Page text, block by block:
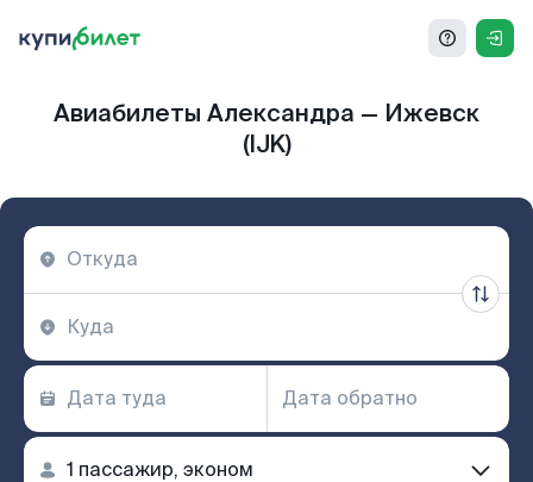
Авиабилеты Александра — Ижевск
(IJK)